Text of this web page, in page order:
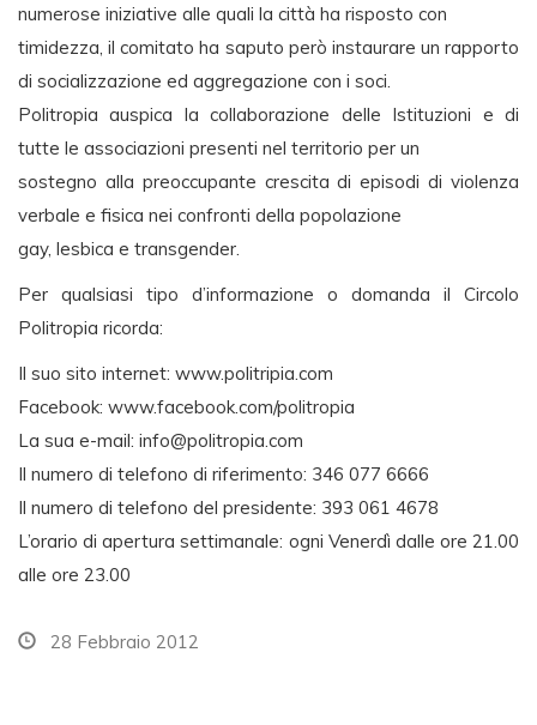
numerose iniziative alle quali la città ha risposto con
timidezza, il comitato ha saputo però instaurare un rapporto
di socializzazione ed aggregazione con i soci.
Politropia auspica la collaborazione delle Istituzioni e di
tutte le associazioni presenti nel territorio per un
sostegno alla preoccupante crescita di episodi di violenza
verbale e fisica nei confronti della popolazione
gay, lesbica e transgender.
Per qualsiasi tipo d’informazione o domanda il Circolo
Politropia ricorda:
Il suo sito internet: www.politripia.com
Facebook: www.facebook.com/politropia
La sua e-mail: info@politropia.com
Il numero di telefono di riferimento: 346 077 6666
Il numero di telefono del presidente: 393 061 4678
L’orario di apertura settimanale: ogni Venerdì dalle ore 21.00
alle ore 23.00
28 Febbraio 2012